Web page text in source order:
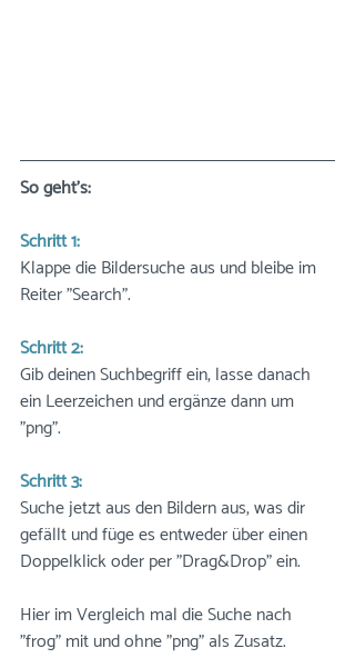
So geht's:
Schritt 1:
Klappe die Bildersuche aus und bleibe im
Reiter "Search".
Schritt 2:
Gib deinen Suchbegriff ein, lasse danach
ein Leerzeichen und ergänze dann um
"png".
Schritt 3:
Suche jetzt aus den Bildern aus, was dir
gefällt und füge es entweder über einen
Doppelklick oder per "Drag&Drop" ein.
Hier im Vergleich mal die Suche nach
"frog" mit und ohne "png" als Zusatz.